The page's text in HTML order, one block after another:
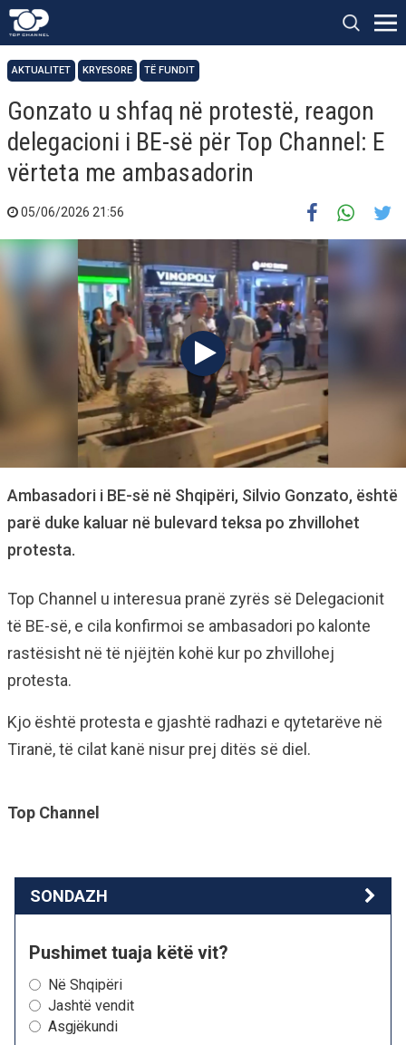
AKTUALITET KRYESORE TË FUNDIT
Gonzato u shfaq në protestë, reagon
delegacioni i BE-së për Top Channel: E
vërteta me ambasadorin
05/06/2026 21:56
Ambasadori i BE-së në Shqipëri, Silvio Gonzato, është
parë duke kaluar në bulevard teksa po zhvillohet
protesta.
Top Channel u interesua pranë zyrës së Delegacionit
të BE-së, e cila konfirmoi se ambasadori po kalonte
rastësisht në të njëjtën kohë kur po zhvillohej
protesta.
Kjo është protesta e gjashtë radhazi e qytetarëve në
Tiranë, të cilat kanë nisur prej ditës së diel.
Top Channel
SONDAZH
Pushimet tuaja këtë vit?
Në Shqipëri
Jashtë vendit
Asgjëkundi